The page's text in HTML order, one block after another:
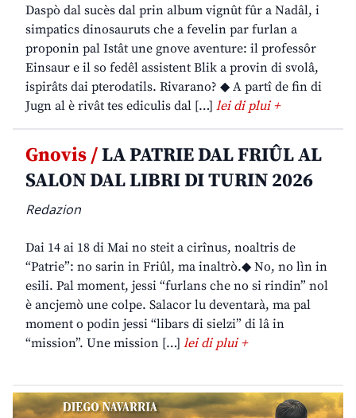
Daspò dal sucès dal prin album vignût fûr a Nadâl, i
simpatics dinosauruts che a fevelin par furlan a
proponin pal Istât une gnove aventure: il professôr
Einsaur e il so fedêl assistent Blik a provin di svolâ,
ispirâts dai pterodatils. Rivarano? ◆ A partî de fin di
Jugn al è rivât tes ediculis dal […] lei di plui +
Gnovis /LA PATRIE DAL FRIÛL AL
SALON DAL LIBRI DI TURIN 2026
Redazion
Dai 14 ai 18 di Mai no steit a cirînus, noaltris de
“Patrie”: no sarin in Friûl, ma inaltrò.◆ No, no lìn in
esili. Pal moment, jessi “furlans che no si rindin” nol
è ancjemò une colpe. Salacor lu deventarà, ma pal
moment o podin jessi “libars di sielzi” di lâ in
“mission”. Une mission […] lei di plui +